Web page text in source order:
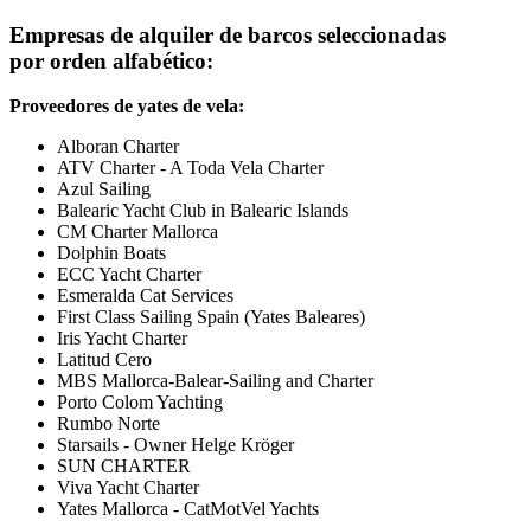
Empresas de alquiler de barcos seleccionadas
por orden alfabético:
Proveedores de yates de vela:
Alboran Charter
ATV Charter - A Toda Vela Charter
Azul Sailing
Balearic Yacht Club in Balearic Islands
CM Charter Mallorca
Dolphin Boats
ECC Yacht Charter
Esmeralda Cat Services
First Class Sailing Spain (Yates Baleares)
Iris Yacht Charter
Latitud Cero
MBS Mallorca-Balear-Sailing and Charter
Porto Colom Yachting
Rumbo Norte
Starsails - Owner Helge Kröger
SUN CHARTER
Viva Yacht Charter
Yates Mallorca - CatMotVel Yachts